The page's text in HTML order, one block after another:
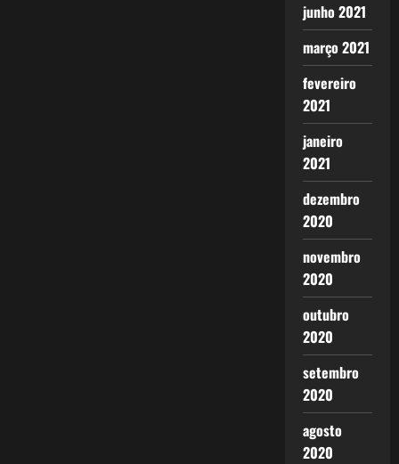
junho 2021
março 2021
fevereiro
2021
janeiro
2021
dezembro
2020
novembro
2020
outubro
2020
setembro
2020
agosto
2020